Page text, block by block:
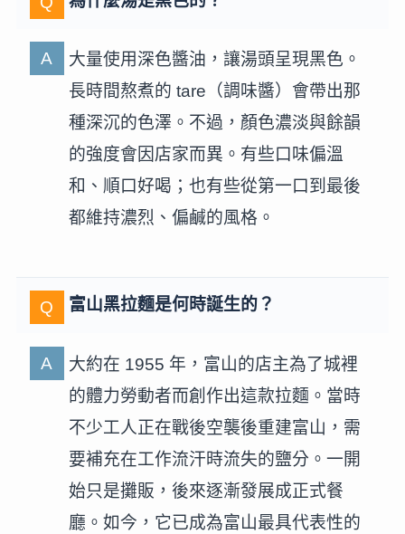
大量使用深色醬油，讓湯頭呈現黑色。
長時間熬煮的 tare（調味醬）會帶出那
種深沉的色澤。不過，顏色濃淡與餘韻
的強度會因店家而異。有些口味偏溫
和、順口好喝；也有些從第一口到最後
都維持濃烈、偏鹹的風格。
富山黑拉麵是何時誕生的？
大約在 1955 年，富山的店主為了城裡
的體力勞動者而創作出這款拉麵。當時
不少工人正在戰後空襲後重建富山，需
要補充在工作流汗時流失的鹽分。一開
始只是攤販，後來逐漸發展成正式餐
廳。如今，它已成為富山最具代表性的